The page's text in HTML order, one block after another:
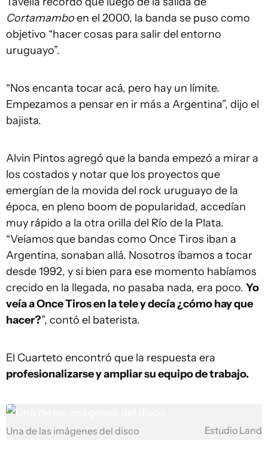
Cortamamboen el 2000, la banda se puso como
objetivo “hacer cosas para salir del entorno
uruguayo”.
“Nos encanta tocar acá, pero hay un límite.
Empezamos a pensar en ir más a Argentina”, dijo el
bajista.
Alvin Pintos agregó que la banda empezó a mirar a
los costados y notar que los proyectos que
emergían de la movida del rock uruguayo de la
época, en pleno boom de popularidad, accedían
muy rápido a la otra orilla del Río de la Plata.
“Veíamos que bandas como Once Tiros iban a
Argentina, sonaban allá. Nosotros íbamos a tocar
desde 1992, y si bien para ese momento habíamos
crecido en la llegada, no pasaba nada, era poco. Yo
veía a Once Tiros en la tele y decía ¿cómo hay que
hacer?”, contó el baterista.
El Cuarteto encontró que la respuesta era
profesionalizarse y ampliar su equipo de trabajo.
Una de las imágenes del disco Estudio Land